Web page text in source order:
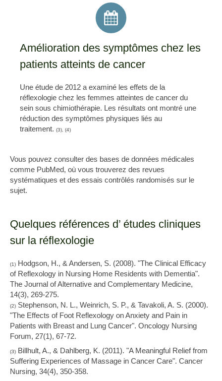
Amélioration des symptômes chez les
patients atteints de cancer
Une étude de 2012 a examiné les effets de la
réflexologie chez les femmes atteintes de cancer du
sein sous chimiothérapie. Les résultats ont montré une
réduction des symptômes physiques liés au
traitement. (3), (4)
Vous pouvez consulter des bases de données médicales
comme PubMed, où vous trouverez des revues
systématiques et des essais contrôlés randomisés sur le
sujet.
Quelques références d’ études cliniques
sur la réflexologie
(1) Hodgson, H., & Andersen, S. (2008). "The Clinical Efficacy
of Reflexology in Nursing Home Residents with Dementia".
The Journal of Alternative and Complementary Medicine,
14(3), 269-275.
(2) Stephenson, N. L., Weinrich, S. P., & Tavakoli, A. S. (2000).
"The Effects of Foot Reflexology on Anxiety and Pain in
Patients with Breast and Lung Cancer". Oncology Nursing
Forum, 27(1), 67-72.
(3) Billhult, A., & Dahlberg, K. (2011). "A Meaningful Relief from
Suffering Experiences of Massage in Cancer Care". Cancer
Nursing, 34(4), 350-358.